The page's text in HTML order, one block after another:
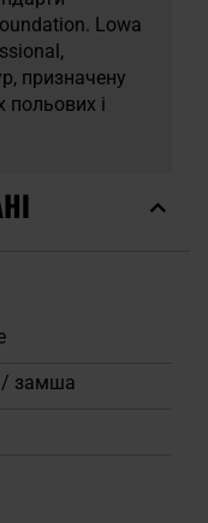
Lowa
призначену
і
/ замша